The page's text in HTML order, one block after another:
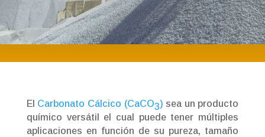
El Carbonato Cálcico (CaCO3) sea un producto
químico versátil el cual puede tener múltiples
aplicaciones en función de su pureza, tamaño